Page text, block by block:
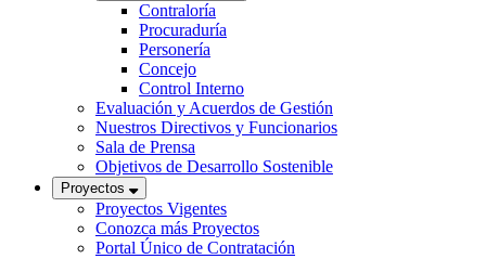
Contraloría
Procuraduría
Personería
Concejo
Control Interno
Evaluación y Acuerdos de Gestión
Nuestros Directivos y Funcionarios
Sala de Prensa
Objetivos de Desarrollo Sostenible
Proyectos
Proyectos Vigentes
Conozca más Proyectos
Portal Único de Contratación